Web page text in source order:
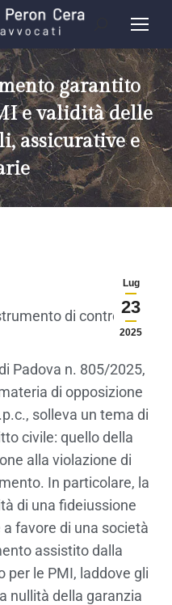
garantito
e validità delle
assicurative e
Lug
23
2025
di controllo
Padova n. 805/2025,
di opposizione
solleva un tema di
civile: quello della
alla violazione di
In particolare, la
di una fideiussione
favore di una società
assistito dalla
per le PMI, laddove gli
nullità della garanzia